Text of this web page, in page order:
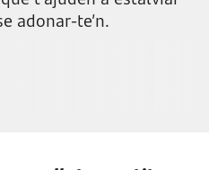
adonar-te’n.